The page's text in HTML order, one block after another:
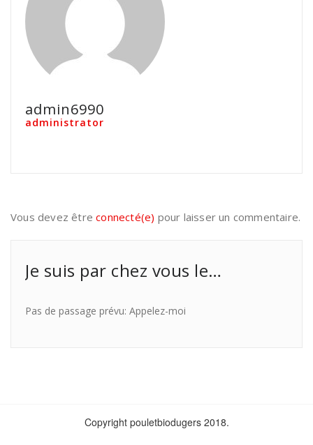
admin6990
administrator
Vous devez êtreconnecté(e) pour laisser un commentaire.
Je suis par chez vous le…
Pas de passage prévu: Appelez-moi
Copyright pouletbiodugers 2018.